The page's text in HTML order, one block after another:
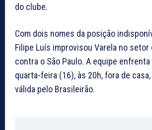
do clube.
Com dois nomes da posição
Filipe Luís improvisou Varela no
contra o São Paulo. A equipe
quarta-feira (16), às 20h, fora de
válida pelo Brasileirão.